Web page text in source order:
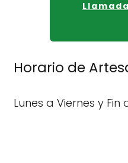
Horario de
Lunes a Viernes y Fin